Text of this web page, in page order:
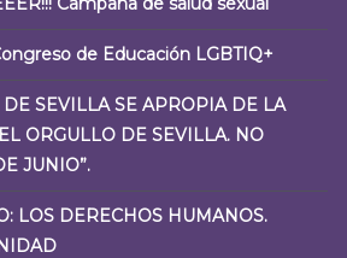
de Educación LGBTIQ+
SEVILLA SE APROPIA DE LA
ORGULLO DE SEVILLA. NO
JUNIO”.
LOS DERECHOS HUMANOS.